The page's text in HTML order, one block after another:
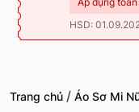
HSD:
Trang chủ / Áo Sơ Mi